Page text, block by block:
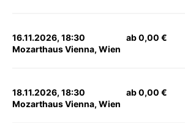
16.11.2026, 18:30
Mozarthaus Vienna, Wien
ab 0,00 €
18.11.2026, 18:30
Mozarthaus Vienna, Wien
ab 0,00 €